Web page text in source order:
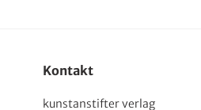
Kontakt
kunstanstifter verlag